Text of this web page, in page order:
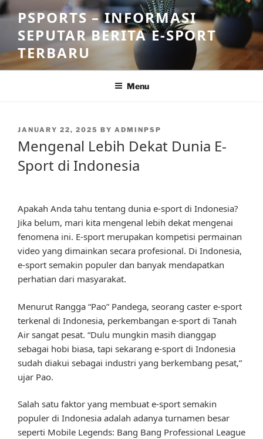
Skip
to
content
PSPORTS – INFORMASI
SEPUTAR BERITA E-SPORT
TERBARU
Menu
POSTED
JANUARY 22, 2025 BY ADMINPSP
Mengenal Lebih Dekat Dunia E-
Sport di Indonesia
Apakah Anda tahu tentang dunia e-sport di Indonesia?
Jika belum, mari kita mengenal lebih dekat mengenai
fenomena ini. E-sport merupakan kompetisi permainan
video yang dimainkan secara profesional. Di Indonesia,
e-sport semakin populer dan banyak mendapatkan
perhatian dari masyarakat.
Menurut Rangga “Pao” Pandega, seorang caster e-sport
terkenal di Indonesia, perkembangan e-sport di Tanah
Air sangat pesat. “Dulu mungkin masih dianggap
sebagai hobi biasa, tapi sekarang e-sport di Indonesia
sudah diakui sebagai industri yang berkembang pesat,”
ujar Pao.
Salah satu faktor yang membuat e-sport semakin
populer di Indonesia adalah adanya turnamen besar
seperti Mobile Legends: Bang Bang Professional League